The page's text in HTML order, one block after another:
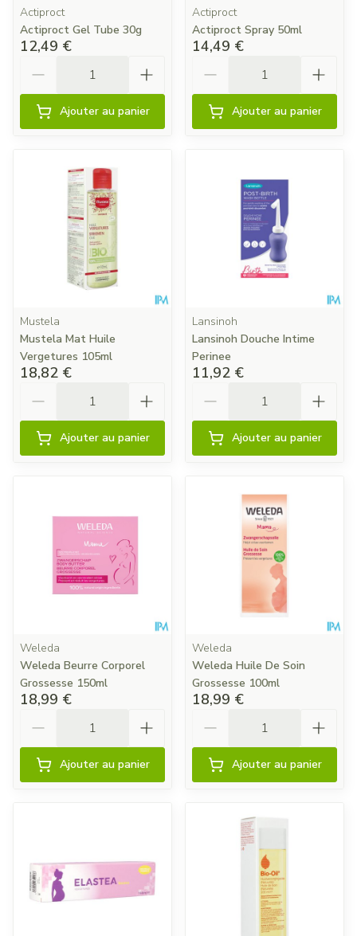
Actiproct
Actiproct Gel Tube 30g
12,49 €
Ajouter au panier
Actiproct
Actiproct Spray 50ml
14,49 €
Ajouter au panier
Mustela
Mustela Mat Huile
Vergetures 105ml
18,82 €
Ajouter au panier
Lansinoh
Lansinoh Douche Intime
Perinee
11,92 €
Ajouter au panier
Weleda
Weleda Beurre Corporel
Grossesse 150ml
18,99 €
Ajouter au panier
Weleda
Weleda Huile De Soin
Grossesse 100ml
18,99 €
Ajouter au panier